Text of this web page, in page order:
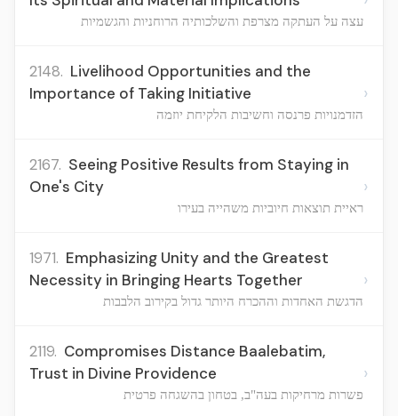
עצה על העתקה מצרפת והשלכותיה הרוחניות והגשמיות
2148. Livelihood Opportunities and the
Importance of Taking Initiative
הזדמנויות פרנסה וחשיבות הלקיחת יוזמה
›
2167. Seeing Positive Results from Staying in
One's City
ראיית תוצאות חיוביות משהייה בעירו
›
1971. Emphasizing Unity and the Greatest
Necessity in Bringing Hearts Together
הדגשת האחדות וההכרח היותר גדול בקירוב הלבבות
›
2119. Compromises Distance Baalebatim,
Trust in Divine Providence
פשרות מרחיקות בעה"ב, בטחון בהשגחה פרטית
›